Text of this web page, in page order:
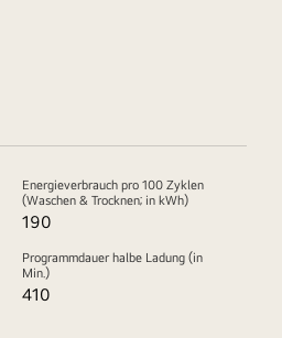
Energieverbrauch pro 100 Zyklen
(Waschen & Trocknen; in kWh)
190
Programmdauer halbe Ladung (in
Min.)
410